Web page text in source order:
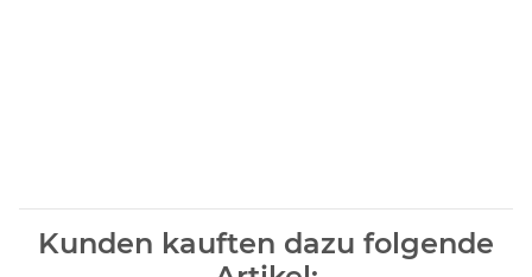
Kunden kauften dazu folgende